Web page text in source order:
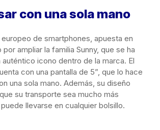
con una sola mano
de smartphones, apuesta en
ampliar la familia Sunny, que se ha
icono dentro de la marca. El
con una pantalla de 5”, que lo hace
una sola mano. Además, su diseño
su transporte sea mucho más
llevarse en cualquier bolsillo.